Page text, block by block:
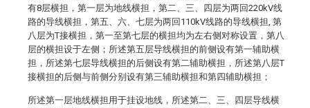
有8层横担，第一层为地线横担，第二、三、四层为两回220kV线
路的导线横担，第五、六、七层为两回110kV线路的导线横担, 第
八层为T接横担，第一至第七层的横担均为左右侧对称设置，第八
层的横担设于左侧；所述第五层导线横担的前侧设有第一辅助横
担，所述第七层导线横担的后侧设有第二辅助横担，所述第八层T
接横担的后侧与前侧分别设有第三辅助横担和第四辅助横担；
所述第一层地线横担用于挂设地线，所述第二、三、四层导线横